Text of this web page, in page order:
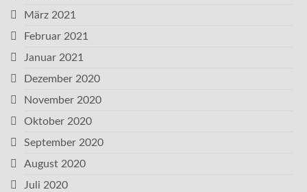
März 2021
Februar 2021
Januar 2021
Dezember 2020
November 2020
Oktober 2020
September 2020
August 2020
Juli 2020